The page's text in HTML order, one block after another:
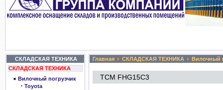
СКЛАДСКАЯ ТЕХНИКА
СКЛАДСКАЯ ТЕХНИКА
Вилочный погрузчик
Toyota
Главная СКЛАДСКАЯ ТЕХНИКА Вилочный
TCM FHG15C3